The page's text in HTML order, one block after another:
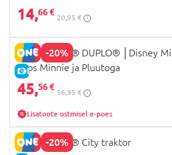
14,66 €
20,95 €
-20%
E-HIND
10465 LEGO® DUPLO® │Disney
koos Minnie ja Pluutoga
45,56 €
56,95 €
Lisatoote ostmisel e-poes
-20%
60498 LEGO® City traktor